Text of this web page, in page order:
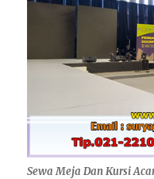
Sewa Meja Dan Kursi